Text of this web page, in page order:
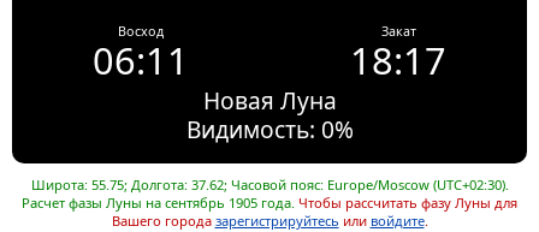
Восход
06:11
Закат
18:17
Новая Луна
Видимость: 0%
Широта: 55.75; Долгота: 37.62; Часовой пояс: Europe/Moscow (UTC+02:30).
Расчет фазы Луны на сентябрь 1905 года. Чтобы рассчитать фазу Луны для
Вашего города зарегистрируйтесь или войдите.